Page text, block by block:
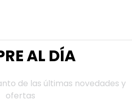
AL DÍA
de las últimas novedades y
ofertas